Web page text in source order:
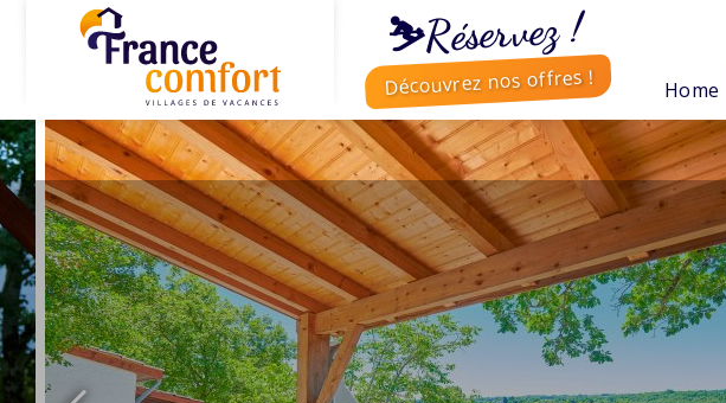
⛷️Réservez !
Découvrez nos offres ! Home